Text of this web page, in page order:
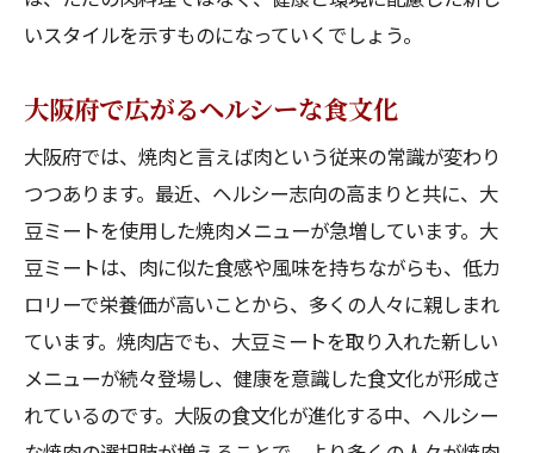
いスタイルを示すものになっていくでしょう。
大阪府で広がるヘルシーな食文化
大阪府では、焼肉と言えば肉という従来の常識が変わり
つつあります。最近、ヘルシー志向の高まりと共に、大
豆ミートを使用した焼肉メニューが急増しています。大
豆ミートは、肉に似た食感や風味を持ちながらも、低カ
ロリーで栄養価が高いことから、多くの人々に親しまれ
ています。焼肉店でも、大豆ミートを取り入れた新しい
メニューが続々登場し、健康を意識した食文化が形成さ
れているのです。大阪の食文化が進化する中、ヘルシー